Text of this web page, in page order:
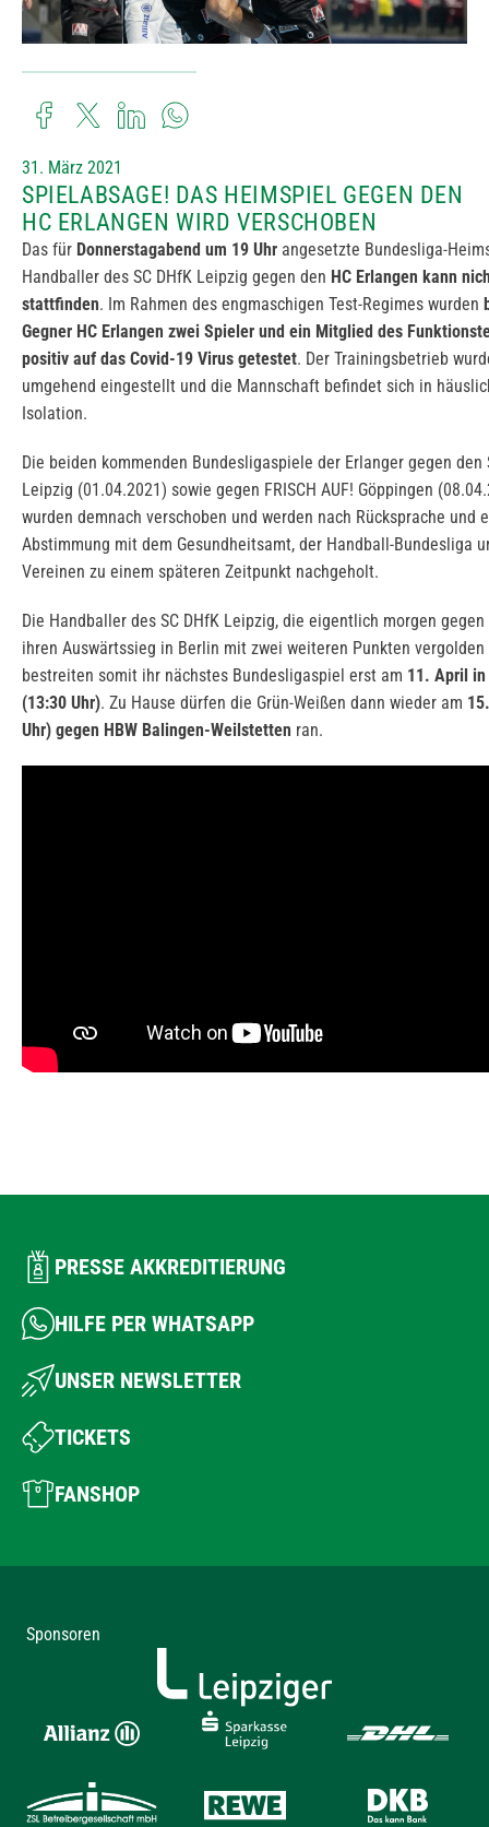
31. März 2021
SPIELABSAGE! DAS HEIMSPIEL GEGEN DEN
HC ERLANGEN WIRD VERSCHOBEN
Das für Donnerstagabend um 19 Uhr angesetzte Bundesliga-
Handballer des SC DHfK Leipzig gegen den HC Erlangen kann
stattfinden. Im Rahmen des engmaschigen Test-Regimes wurden
Gegner HC Erlangen zwei Spieler und ein Mitglied des
positiv auf das Covid-19 Virus getestet. Der Trainingsbetrieb
umgehend eingestellt und die Mannschaft befindet sich in
Isolation.
Die beiden kommenden Bundesligaspiele der Erlanger gegen den
Leipzig (01.04.2021) sowie gegen FRISCH AUF! Göppingen
wurden demnach verschoben und werden nach Rücksprache und
Abstimmung mit dem Gesundheitsamt, der Handball-Bundesliga
Vereinen zu einem späteren Zeitpunkt nachgeholt.
Die Handballer des SC DHfK Leipzig, die eigentlich morgen gegen
ihren Auswärtssieg in Berlin mit zwei weiteren Punkten
bestreiten somit ihr nächstes Bundesligaspiel erst am 11. April
(13:30 Uhr). Zu Hause dürfen die Grün-Weißen dann wieder am
Uhr) gegen HBW Balingen-Weilstetten ran.
PRESSE AKKREDITIERUNG
HILFE PER WHATSAPP
UNSER NEWSLETTER
TICKETS
FANSHOP
Sponsoren